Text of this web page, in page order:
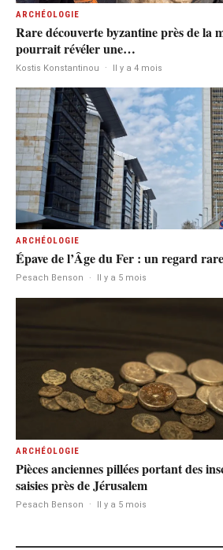
ARCHÉOLOGIE
Rare découverte byzantine près de la
pourrait révéler une…
Kostis Konstantinou · Il y a 4 mois
ARCHÉOLOGIE
Épave de l’Âge du Fer : un regard
Pesach Benson · Il y a 5 mois
ARCHÉOLOGIE
Pièces anciennes pillées portant des
saisies près de Jérusalem
Pesach Benson · Il y a 5 mois